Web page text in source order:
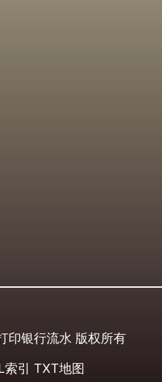
印银行流水 版权所有
引 TXT地图